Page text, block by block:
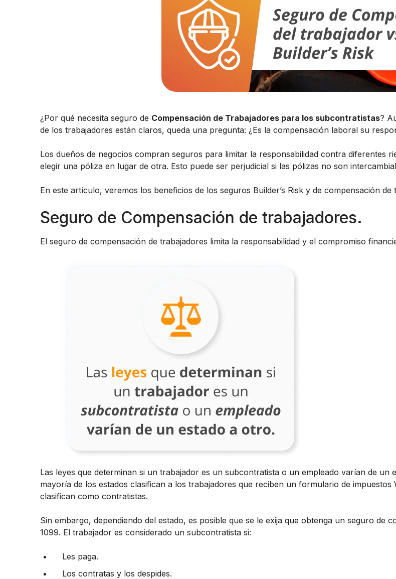
¿Por qué necesita seguro de Compensación de Trabajadores para los subcontratistas?
de los trabajadores están claros, queda una pregunta: ¿Es la compensación laboral su
Los dueños de negocios compran seguros para limitar la responsabilidad contra diferentes
elegir una póliza en lugar de otra. Esto puede ser perjudicial si las pólizas no son
En este artículo, veremos los beneficios de los seguros Builder’s Risk y de compensación
Seguro de Compensación de trabajadores.
El seguro de compensación de trabajadores limita la responsabilidad y el compromiso
Las leyes que determinan si un trabajador es un subcontratista o un empleado varían de un
mayoría de los estados clasifican a los trabajadores que reciben un formulario de
clasifican como contratistas.
Sin embargo, dependiendo del estado, es posible que se le exija que obtenga un seguro de
1099. El trabajador es considerado un subcontratista si:
Les paga.
Los contratas y los despides.